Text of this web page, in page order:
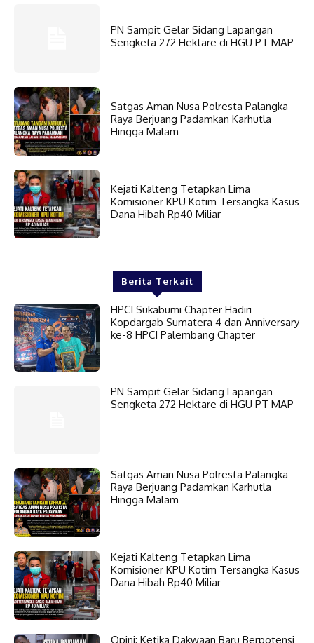
PN Sampit Gelar Sidang Lapangan
Sengketa 272 Hektare di HGU PT MAP
Satgas Aman Nusa Polresta Palangka
Raya Berjuang Padamkan Karhutla
Hingga Malam
Kejati Kalteng Tetapkan Lima
Komisioner KPU Kotim Tersangka Kasus
Dana Hibah Rp40 Miliar
Berita Terkait
HPCI Sukabumi Chapter Hadiri
Kopdargab Sumatera 4 dan Anniversary
ke-8 HPCI Palembang Chapter
PN Sampit Gelar Sidang Lapangan
Sengketa 272 Hektare di HGU PT MAP
Satgas Aman Nusa Polresta Palangka
Raya Berjuang Padamkan Karhutla
Hingga Malam
Kejati Kalteng Tetapkan Lima
Komisioner KPU Kotim Tersangka Kasus
Dana Hibah Rp40 Miliar
Opini: Ketika Dakwaan Baru Berpotensi